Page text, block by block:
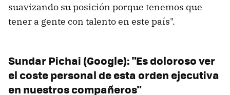
suavizando su posición porque tenemos que
tener a gente con talento en este país".
Sundar Pichai (Google): "Es doloroso ver
el coste personal de esta orden ejecutiva
en nuestros compañeros"